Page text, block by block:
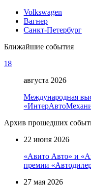
Volkswagen
Вагнер
Санкт-Петербург
Ближайшие события
18
августа 2026
Международная
Архив прошедших
22 июня 2026
«Авито Авто» и
премии
27 мая 2026